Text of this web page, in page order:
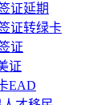
证延期
证转绿卡
证
证
EAD